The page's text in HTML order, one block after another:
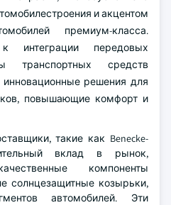
и акцентом
премиум-класса.
интеграции передовых
транспортных средств
решения для
повышающие комфорт и
такие как Benecke-
вклад в рынок,
компоненты
солнцезащитные козырьки,
автомобилей. Эти